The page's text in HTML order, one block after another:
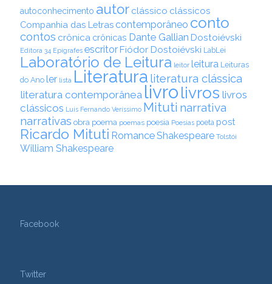
autoconhecimento autor clássico clássicos
Companhia das Letras contemporâneo conto
contos crônica crônicas Dante Gallian Dostoiévski
Editora 34 Epígrafes escritor Fiódor Dostoiévski LabLei
Laboratório de Leitura leitor leitura Leituras
do Ano ler lista Literatura literatura clássica
literatura contemporânea livro livros livros
clássicos Luis Fernando Veríssimo Mituti narrativa
narrativas obra poema poemas poesia Poesias poeta post
Ricardo Mituti RomanceShakespeare Tolstói
William Shakespeare
Facebook
Twitter